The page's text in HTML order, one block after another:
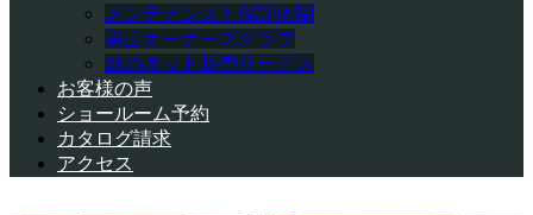
メンテナンスと保証体制
美山オーナーズクラブ
薪のネット販売サービス
お客様の声
ショールーム予約
カタログ請求
アクセス